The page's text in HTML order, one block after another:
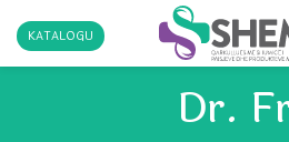
KATALOGU
Dr.